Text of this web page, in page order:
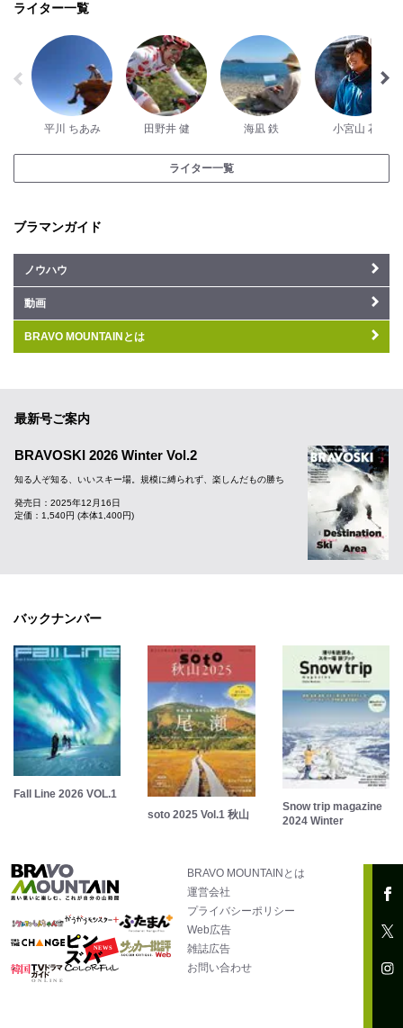
ライター一覧
平川 ちあみ 田野井 健 海凪 鉄 小宮山 花
ライター一覧
ブラマンガイド
ノウハウ
動画
BRAVO MOUNTAINとは
最新号ご案内
BRAVOSKI 2026 Winter Vol.2
知る人ぞ知る、いいスキー場。規模に縛られず、楽しんだもの勝ち
発売日：2025年12月16日
定価：1,540円 (本体1,400円)
バックナンバー
Fall Line 2026 VOL.1
soto 2025 Vol.1 秋山
Snow trip magazine
2024 Winter
BRAVO MOUNTAINとは
運営会社
プライバシーポリシー
Web広告
雑誌広告
お問い合わせ